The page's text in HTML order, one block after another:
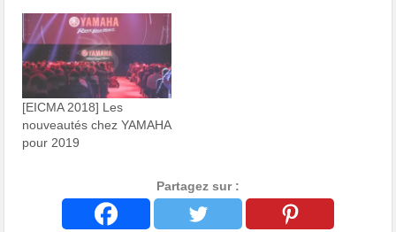
[EICMA 2018] Les
nouveautés chez YAMAHA
pour 2019
Partagez sur :